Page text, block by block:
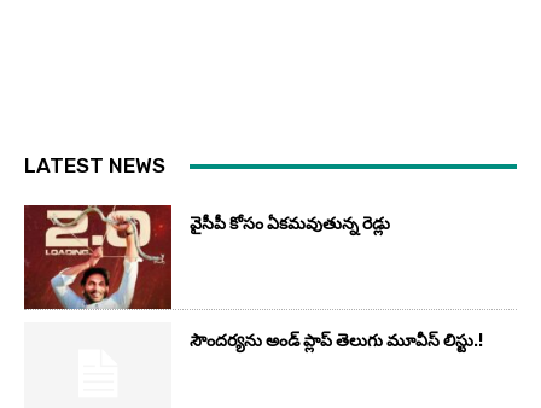
LATEST NEWS
వైసీపీ కోసం ఏక‌మ‌వుతున్న రెడ్లు
సౌందర్యను అండ్‌ ప్లాప్‌ తెలుగు మూవీస్‌ లిస్టు.!